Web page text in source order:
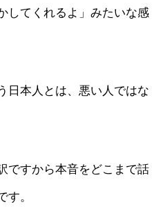
してくれるよ」みたいな感
日本人とは、悪い人ではな
ですから本音をどこまで話
す。